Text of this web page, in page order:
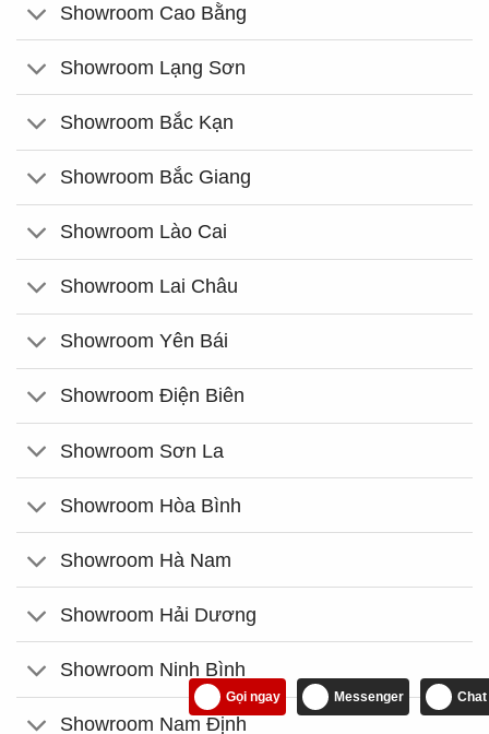
Showroom Cao Bằng
Showroom Lạng Sơn
Showroom Bắc Kạn
Showroom Bắc Giang
Showroom Lào Cai
Showroom Lai Châu
Showroom Yên Bái
Showroom Điện Biên
Showroom Sơn La
Showroom Hòa Bình
Showroom Hà Nam
Showroom Hải Dương
Showroom Ninh Bình
Showroom Nam Định
Gọi ngay Messenger